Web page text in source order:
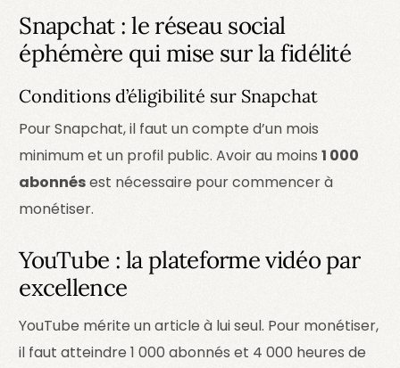
Snapchat : le réseau social
éphémère qui mise sur la fidélité
Conditions d’éligibilité sur Snapchat
Pour Snapchat, il faut un compte d’un mois
minimum et un profil public. Avoir au moins1 000
abonnésest nécessaire pour commencer à
monétiser.
YouTube : la plateforme vidéo par
excellence
YouTube mérite un article à lui seul. Pour monétiser,
il faut atteindre 1 000 abonnés et 4 000 heures de